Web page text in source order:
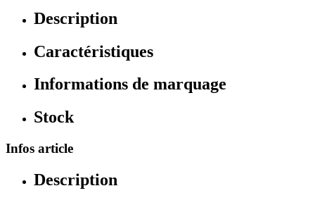
Description
Caractéristiques
Informations de marquage
Stock
Infos article
Description